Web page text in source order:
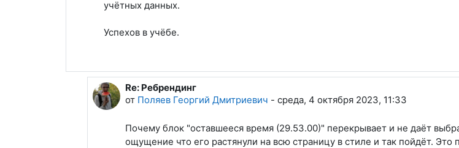
учётных данных.
Успехов в учёбе.
В ответ на Дворянчиков Марк Владиславович
Re: Ребрендинг
от Поляев Георгий Дмитриевич -среда, 4 октября 2023, 11:33
Почему блок "оставшееся время (29.53.00)" перекрывает и не даёт
ощущение что его растянули на всю страницу в стиле и так пойдёт. Это